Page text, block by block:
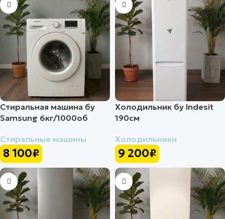
Стиральная машина бу
Samsung 6кг/1000об
Стиральные машины
8 100₽
Холодильник бу Indesit
190см
Холодильники
9 200₽